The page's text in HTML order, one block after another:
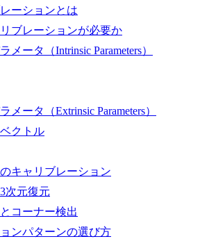
ーションとは
ブレーションが必要か
メータ（Intrinsic Parameters）
メータ（Extrinsic Parameters）
クトル
キャリブレーション
次元復元
コーナー検出
ンパターンの選び方